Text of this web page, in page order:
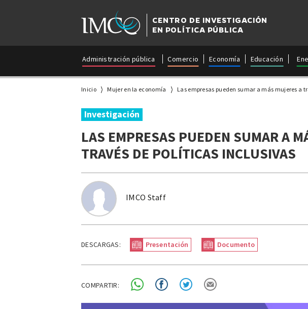
CENTRO DE INVESTIGACIÓN
EN POLÍTICA PÚBLICA
Administración pública Comercio Economía Educación
Inicio Mujer en la economía Las empresas pueden sumar a más mujeres a
Investigación
LAS EMPRESAS PUEDEN SUMAR A
TRAVÉS DE POLÍTICAS INCLUSIVAS
IMCO Staff
DESCARGAS: Presentación Documento
COMPARTIR: